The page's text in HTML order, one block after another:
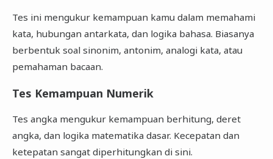
Tes ini mengukur kemampuan kamu dalam memahami
kata, hubungan antarkata, dan logika bahasa. Biasanya
berbentuk soal sinonim, antonim, analogi kata, atau
pemahaman bacaan.
Tes Kemampuan Numerik
Tes angka mengukur kemampuan berhitung, deret
angka, dan logika matematika dasar. Kecepatan dan
ketepatan sangat diperhitungkan di sini.